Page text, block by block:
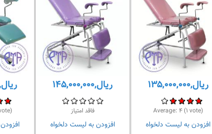
ریال,۱۴۵,۰۰۰,۰۰۰
فاقد امتیاز
افزودن به لیست دلخواه
ریال,۱۳۵,۰۰۰,۰۰۰
Average: ۴(۱ vote)
افزودن به لیست دلخواه